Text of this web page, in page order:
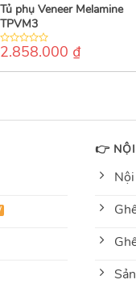
Tủ phụ Veneer Melamine
TPVM3
0
of
2.858.000 ₫
👉